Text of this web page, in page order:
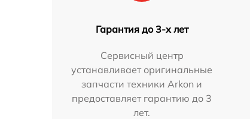
Гарантия до 3-х лет
Сервисный центр
устанавливает оригинальные
запчасти техники Arkon и
предоставляет гарантию до 3
лет.